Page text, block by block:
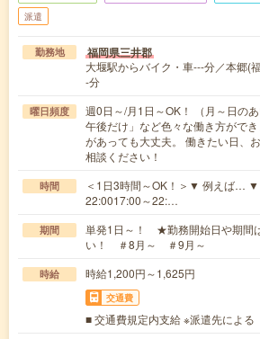
派遣
勤務地 福岡県三井郡
大堰駅からバイク・車---分／本郷(
-分
曜日頻度
週0日～/月1日～OK！ （月～日の
午後だけ」など色々な働き方がで
があっても大丈夫。 働きたい日、
相談ください！
時間
＜1日3時間～OK！＞▼ 例えば…
22:0017:00～22:…
期間
単発1日～！ ★勤務開始日や期間
い！ ＃8月～ ＃9月～
時給 時給1,200円～1,625円
交通費
■ 交通費規定内支給 ※派遣先による